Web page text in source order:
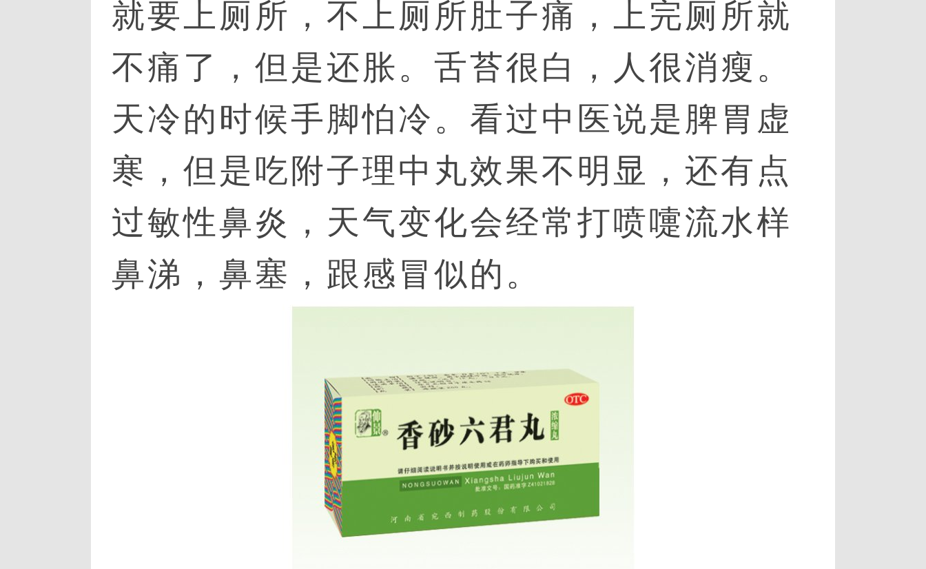
就要上厕所，不上厕所肚子痛，上完厕所就
不痛了，但是还胀。舌苔很白，人很消瘦。
天冷的时候手脚怕冷。看过中医说是脾胃虚
寒，但是吃附子理中丸效果不明显，还有点
过敏性鼻炎，天气变化会经常打喷嚏流水样
鼻涕，鼻塞，跟感冒似的。